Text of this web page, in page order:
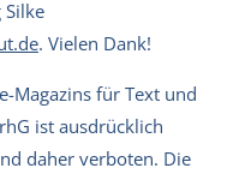
Silke
. Vielen Dank!
Magazins für Text und
ist ausdrücklich
daher verboten. Die